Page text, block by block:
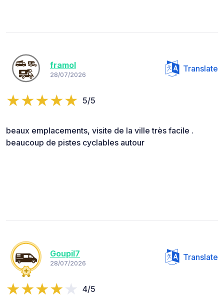
framol
28/07/2026
Translate
5/5
beaux emplacements, visite de la ville très facile .
beaucoup de pistes cyclables autour
Goupil7
28/07/2026
Translate
4/5